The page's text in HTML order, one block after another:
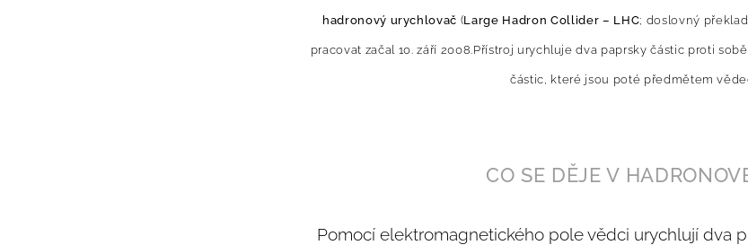
hadronový urychlovač (Large Hadron Collider – LHC; doslovný překlad
pracovat začal 10. září 2008.Přístroj urychluje dva paprsky částic proti sobě
částic, které jsou poté předmětem
CO SE DĚJE V
Pomocí elektromagnetického pole vědci urychlují dva